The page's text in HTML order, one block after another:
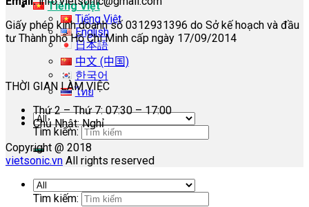
Tiếng Việt
Tiếng Việt
English
日本語
中文 (中国)
한국어
ไทย
Tìm kiếm:
Giấy phép kinh doanh số 0312931396 do Sở kế hoạch và đầu
tư Thành phố Hồ Chí Minh cấp ngày 17/09/2014
THỜI GIAN LÀM VIỆC
Thứ 2 – Thứ 7: 07:30 – 17:00
Chủ Nhật: Nghỉ
Copyright @ 2018
vietsonic.vn All rights reserved
Tìm kiếm: